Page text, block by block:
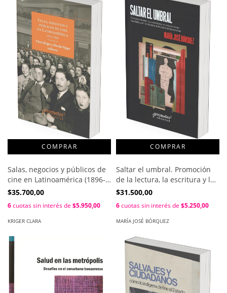
Salas, negocios y públicos de
cine en Latinoamérica (1896-
1960) / Clara Kriger ; Nicolás
$35.700,00
6cuotas sin interés de $5.950,00
KRIGER CLARA
Saltar el umbral. Promoción
de la lectura, la escritura y la
narración oral en hospitales
$31.500,00
6cuotas sin interés de $5.250,00
MARÍA JOSÉ BÓRQUEZ